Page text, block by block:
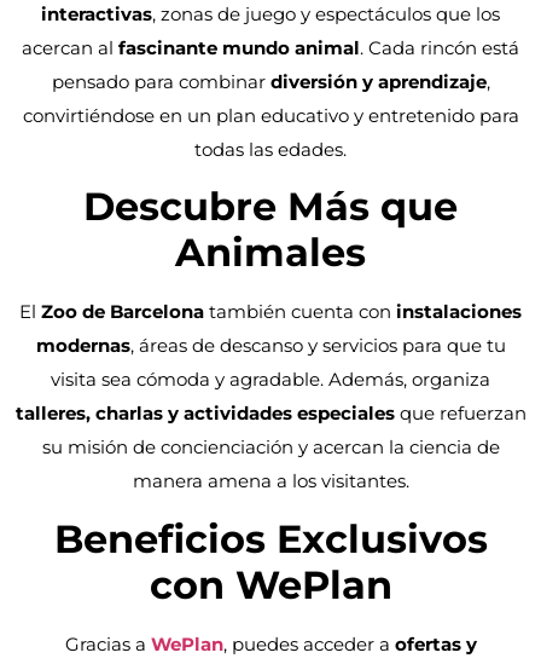
interactivas, zonas de juego y espectáculos que los
acercan al fascinante mundo animal. Cada rincón está
pensado para combinar diversión y aprendizaje,
convirtiéndose en un plan educativo y entretenido para
todas las edades.
Descubre Más que
Animales
El Zoo de Barcelona también cuenta con instalaciones
modernas, áreas de descanso y servicios para que tu
visita sea cómoda y agradable. Además, organiza
talleres, charlas y actividades especialesque refuerzan
su misión de concienciación y acercan la ciencia de
manera amena a los visitantes.
Beneficios Exclusivos
con WePlan
Gracias a WePlan, puedes acceder a ofertas y